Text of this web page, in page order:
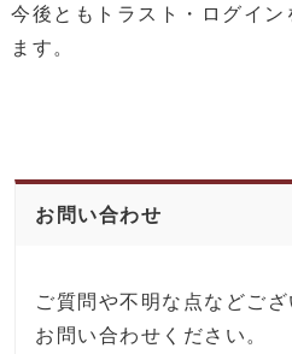
今後ともトラスト・ログイ
ます。
お問い合わせ
ご質問や不明な点などご
お問い合わせください。